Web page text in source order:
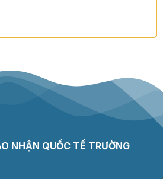
NHẬN QUỐC TẾ TRƯỜNG